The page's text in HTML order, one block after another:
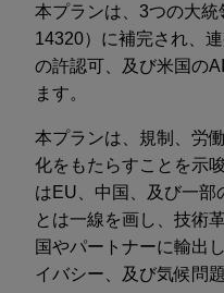
本プランは、3つの大
14320）に補完され、
の許認可、及び米国の
ます。
本プランは、規制、労
化をもたらすことを示
はEU、中国、及び一部
とは一線を画し、技術
国やパートナーに輸出
イバシー、及び気候問